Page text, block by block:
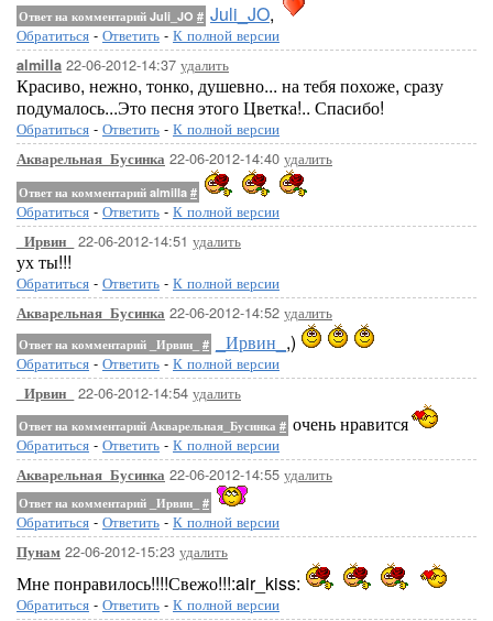
Ответ на комментарий Juli_JO # Juli_JO,
Обратиться - Ответить - К полной версии
almilla 22-06-2012-14:37 удалить
Красиво, нежно, тонко, душевно... на тебя похоже, сразу
подумалось...Это песня этого Цветка!.. Спасибо!
Обратиться - Ответить - К полной версии
Акварельная_Бусинка 22-06-2012-14:40 удалить
Ответ на комментарий almilla #
Обратиться - Ответить - К полной версии
_Ирвин_ 22-06-2012-14:51 удалить
ух ты!!!
Обратиться - Ответить - К полной версии
Акварельная_Бусинка 22-06-2012-14:52 удалить
Ответ на комментарий _Ирвин_ # _Ирвин_ ,)
Обратиться - Ответить - К полной версии
_Ирвин_ 22-06-2012-14:54 удалить
Ответ на комментарий Акварельная_Бусинка # очень нравится
Обратиться - Ответить - К полной версии
Акварельная_Бусинка 22-06-2012-14:55 удалить
Ответ на комментарий _Ирвин_ #
Обратиться - Ответить - К полной версии
Пунам 22-06-2012-15:23 удалить
Мне понравилось!!!!Свежо!!!:air_kiss:
Обратиться - Ответить - К полной версии